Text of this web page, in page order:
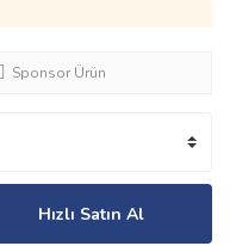
Sponsor Ürün
Hızlı Satın Al